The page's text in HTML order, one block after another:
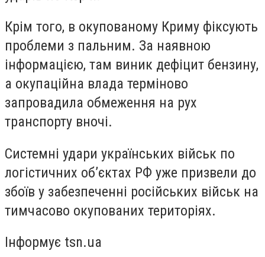
Крім того, в окупованому Криму фіксують
проблеми з пальним. За наявною
інформацією, там виник дефіцит бензину,
а окупаційна влада терміново
запровадила обмеження на рух
транспорту вночі.
Системні удари українських військ по
логістичних об’єктах РФ уже призвели до
збоїв у забезпеченні російських військ на
тимчасово окупованих територіях.
Інформує tsn.ua